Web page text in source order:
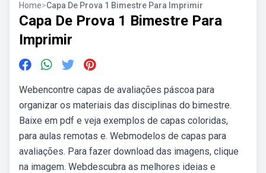
Home>Capa De Prova 1 Bimestre Para Imprimir
Capa De Prova 1 Bimestre Para
Imprimir
Webencontre capas de avaliações páscoa para
organizar os materiais das disciplinas do bimestre.
Baixe em pdf e veja exemplos de capas coloridas,
para aulas remotas e. Webmodelos de capas para
avaliações. Para fazer download das imagens, clique
na imagem. Webdescubra as melhores ideias e